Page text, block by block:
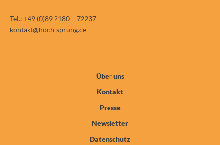
Tel.: +49 (0)89 2180 – 72237
kontakt@hoch-sprung.de
Über uns
Kontakt
Presse
Newsletter
Datenschutz